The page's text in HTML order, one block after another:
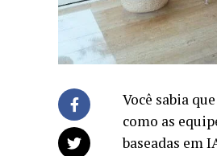
Você sabia
como as
baseadas em